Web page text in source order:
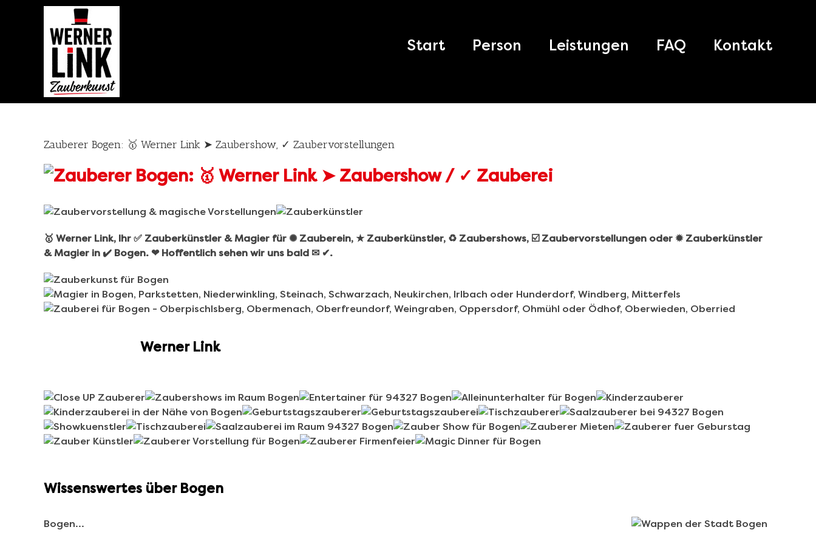
for:
Start Person Leistungen FAQ Kontakt
Zauberer Bogen: 🥇 Werner Link ➤ Zaubershow, ✓ Zaubervorstellungen
🥇 Werner Link, Ihr ✅ Zauberkünstler & Magier für ✺ Zauberein, ★ Zauberkünstler, ♻ Zaubershows, ☑️ Zaubervorstellungen oder ✹ Zauberkünstler
& Magier in ✔️ Bogen. ❤ Hoffentlich sehen wir uns bald ✉ ✔.
Werner Link
Wissenswertes über Bogen
Bogen…